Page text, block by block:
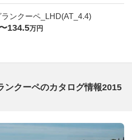
ンクーペ_LHD(AT_4.4)
134.5万円
ンクーペのカタログ情報2015